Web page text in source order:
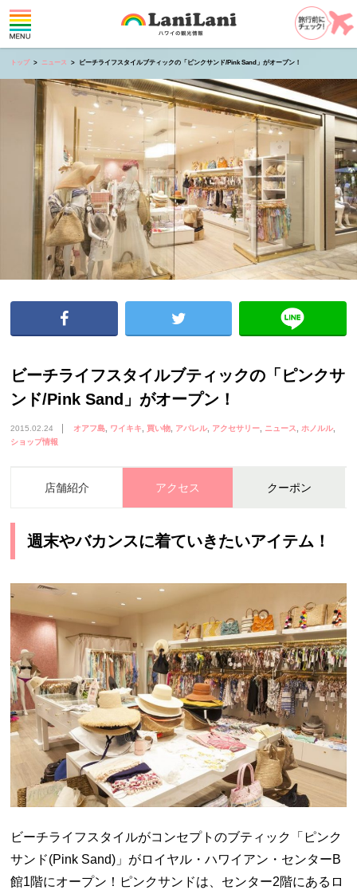
トップ ニュース ビーチライフスタイルブティックの「ピンクサンド/Pink Sand」がオープン！
ビーチライフスタイルブティックの「ピンクサ
ンド/Pink Sand」がオープン！
2015.02.24 オアフ島 ワイキキ 買い物 アパレル アクセサリー ニュース
ホノルル
ショップ情報
店舗紹介 アクセス クーポン
週末やバカンスに着ていきたいアイテム！
ビーチライフスタイルがコンセプトのブティック「ピンク
サンド(Pink Sand)」がロイヤル・ハワイアン・センターB
館1階にオープン！ピンクサンドは、センター2階にあるロ